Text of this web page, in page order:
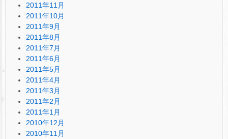
2011年11月
2011年10月
2011年9月
2011年8月
2011年7月
2011年6月
2011年5月
2011年4月
2011年3月
2011年2月
2011年1月
2010年12月
2010年11月